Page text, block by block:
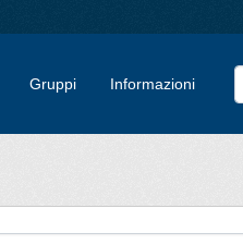
Gruppi Informazioni